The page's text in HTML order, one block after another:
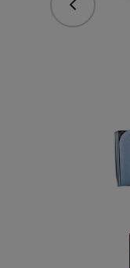
Předchozí